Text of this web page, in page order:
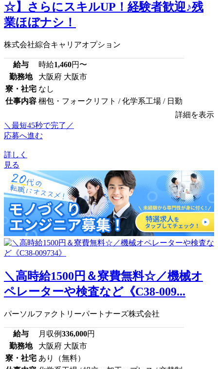
☆】さらにスキルUP！経験者歓迎♪残
業ほぼナシ！
株式会社綜合キャリアオプション
給与 時給1,460円〜
勤務地
大阪府 大阪市
寮・社宅 なし
仕事内容 梱包・フォークリフト / 化学系工場 / 日勤
詳細を表示
＼最短45秒で完了／
応募へ進む
詳しく
見る
＼高時給1500円＆寮費無料☆／機械オ
ペレーターや検査など《C38-009...
パーソルファクトリーパートナーズ株式会社
給与 月収例336,000円
勤務地
大阪府 大阪市
寮・社宅 あり（無料）